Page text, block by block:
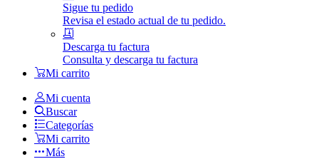
Sigue tu pedido
Revisa el estado actual de tu pedido.
Descarga tu factura
Consulta y descarga tu factura
Mi carrito
Mi cuenta
Buscar
Categorías
Mi carrito
Más